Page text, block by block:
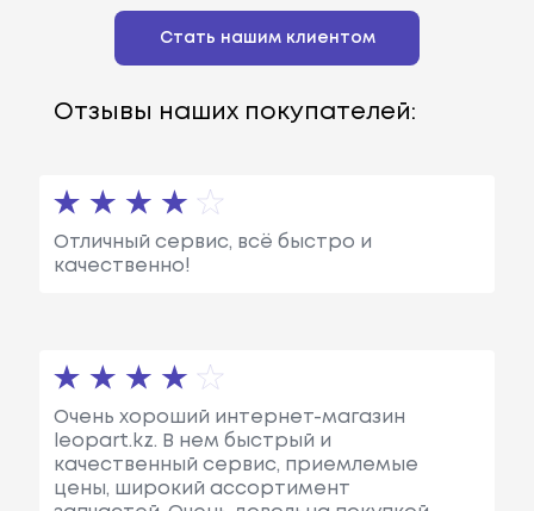
Стать нашим клиентом
Отзывы наших покупателей:
Отличный сервис, всё быстро и
качественно!
Очень хороший интернет-магазин
leopart.kz. В нем быстрый и
качественный сервис, приемлемые
цены, широкий ассортимент